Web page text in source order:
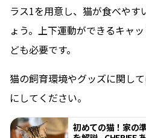
ラス1を用意し、猫が食べやす
ょう。上下運動ができるキャ
ども必要です。
猫の飼育環境やグッズに関し
にしてください。
初めての猫！家の